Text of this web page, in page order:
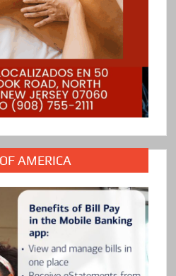
AMERICA